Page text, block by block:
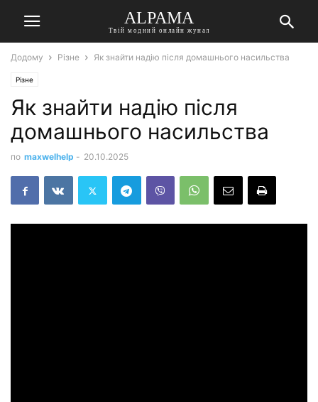
ALPAMA
Твій модний онлайн жунал
Додому Різне Як знайти надію після домашнього насильства
Різне
Як знайти надію після
домашнього насильства
по maxwelhelp - 20.10.2025